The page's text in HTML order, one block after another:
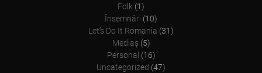
Folk (1)
Însemnări (10)
Let’s Do It Romania (31)
Mediaş(5)
Personal (16)
Uncategorized (47)